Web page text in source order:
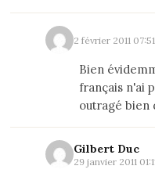
2 février 2011 07:51
Bien
français n'ai
outragé bien
Gilbert Duc
29 janvier 2011